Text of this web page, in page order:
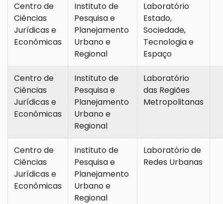
Centro de
Ciências
Jurídicas e
Econômicas
Instituto de
Pesquisa e
Planejamento
Urbano e
Regional
Laboratório
Estado,
Sociedade,
Tecnologia e
Espaço
Centro de
Ciências
Jurídicas e
Econômicas
Instituto de
Pesquisa e
Planejamento
Urbano e
Regional
Laboratório
das Regiões
Metropolitanas
Centro de
Ciências
Jurídicas e
Econômicas
Instituto de
Pesquisa e
Planejamento
Urbano e
Regional
Laboratório de
Redes Urbanas